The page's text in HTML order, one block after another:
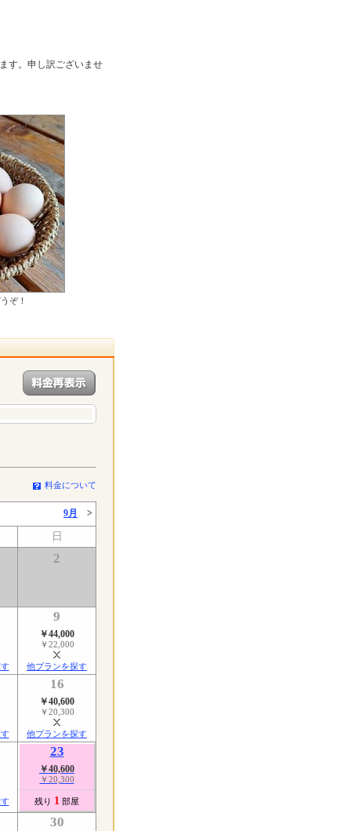
す。申し訳ございませ
ぞ！
料金について
9月 >
日
2
9
￥44,000
￥22,000
他プランを探す
16
￥40,600
￥20,300
他プランを探す
23
￥40,600
￥20,300
残り 1 部屋
30